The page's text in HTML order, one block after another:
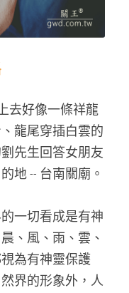
去好像一條祥龍
龍尾穿插白雲的
先生回答女朋友
地 -- 台南關廟。
一切看成是有神
、風、雨、雲、
為有神靈保護
界的形象外，人